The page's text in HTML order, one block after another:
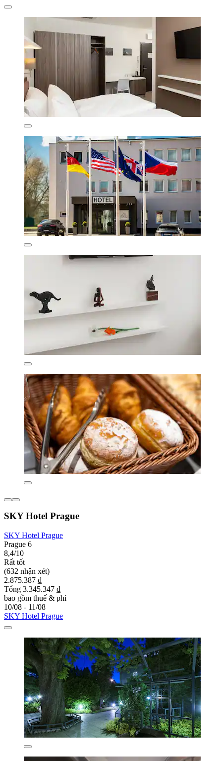
SKY Hotel Prague
SKY Hotel Prague
Prague 6
8,4/10
Rất tốt
(632 nhận xét)
2.875.387 ₫
Tổng 3.345.347 ₫
bao gồm thuế & phí
10/08 - 11/08
SKY Hotel Prague